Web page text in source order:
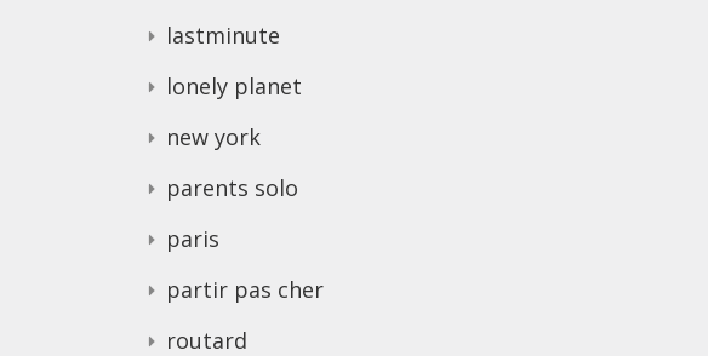
lastminute
lonely planet
new york
parents solo
paris
partir pas cher
routard